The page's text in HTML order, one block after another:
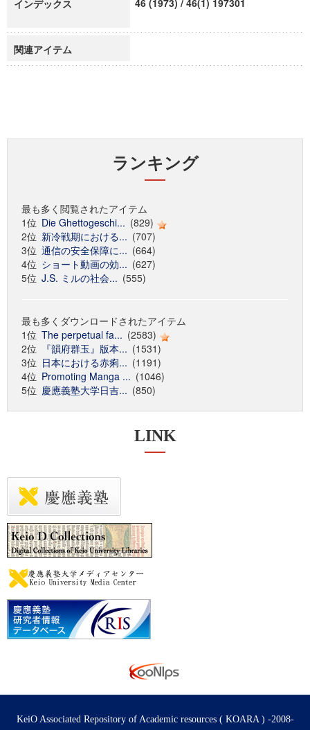
インデックス
46 (1973) / 46(1) 197301
関連アイテム
ランキング
最も多く閲覧されたアイテム
1位 Die Ghettogeschi... (829)
2位 新冷戦期における... (707)
3位 通信の安全保障に... (664)
4位 ショート動画の効... (627)
5位 J.S. ミルの社会... (555)
最も多くダウンロードされたアイテム
1位 The perpetual fa... (2583)
2位
『韻府群玉』版本... (1531)
3位 日本における赤痢... (1191)
4位 Promoting Manga ... (1046)
5位 慶應義塾大学日吉... (850)
LINK
KeiO Associated Repository of Academic resources ( KOARA ) -2008-